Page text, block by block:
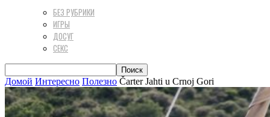
БЕЗ РУБРИКИ
ИГРЫ
ДОСУГ
СЕКС
Домой Интересно Полезно Čarter Jahti u Crnoj Gori